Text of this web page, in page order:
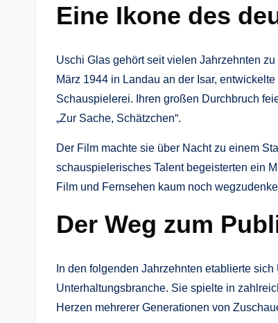
Eine Ikone des
Uschi Glas gehört seit vielen Jahrzehnten
März 1944 in Landau an der Isar,
Schauspielerei. Ihren großen Durchbruch
„Zur Sache, Schätzchen“.
Der Film machte sie über Nacht zu einem
schauspielerisches Talent begeisterten ein
Film und Fernsehen kaum noch
Der Weg zum
In den folgenden Jahrzehnten etablierte
Unterhaltungsbranche. Sie spielte in
Herzen mehrerer Generationen von